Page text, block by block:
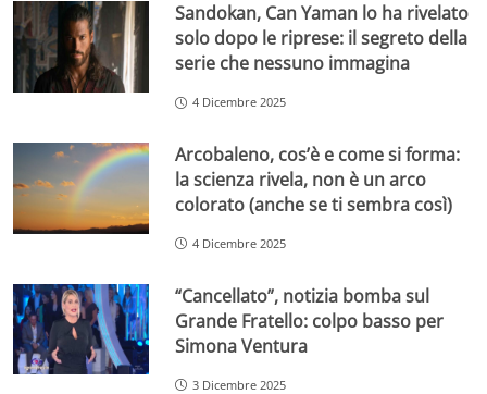
Sandokan, Can Yaman lo ha rivelato
solo dopo le riprese: il segreto della
serie che nessuno immagina
4 Dicembre 2025
Arcobaleno, cos’è e come si forma:
la scienza rivela, non è un arco
colorato (anche se ti sembra così)
4 Dicembre 2025
“Cancellato”, notizia bomba sul
Grande Fratello: colpo basso per
Simona Ventura
3 Dicembre 2025